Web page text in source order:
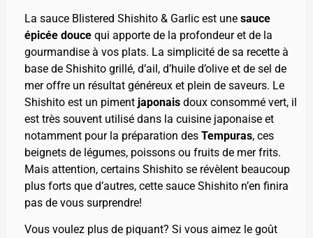
La sauce Blistered Shishito & Garlic est une sauce
épicée douce qui apporte de la profondeur et de la
gourmandise à vos plats. La simplicité de sa recette à
base de Shishito grillé, d’ail, d’huile d’olive et de sel de
mer offre un résultat généreux et plein de saveurs. Le
Shishito est un piment japonais doux consommé vert, il
est très souvent utilisé dans la cuisine japonaise et
notamment pour la préparation des Tempuras, ces
beignets de légumes, poissons ou fruits de mer frits.
Mais attention, certains Shishito se révèlent beaucoup
plus forts que d’autres, cette sauce Shishito n’en finira
pas de vous surprendre!
Vous voulez plus de piquant? Si vous aimez le goût